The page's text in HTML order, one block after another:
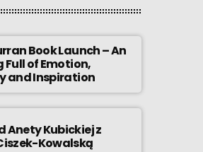
Book Launch – An
Full of Emotion,
and Inspiration
Anety Kubickiej z
Kowalską